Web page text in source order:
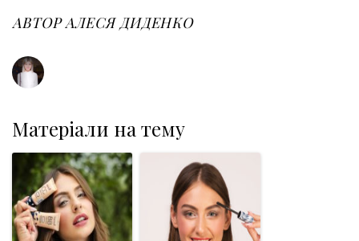
АВТОРАЛЕСЯ ДИДЕНКО
Матеріали на тему